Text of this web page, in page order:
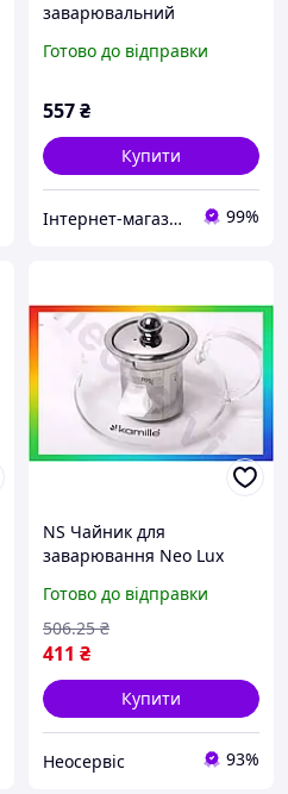
заварювальний
750мл зі знімним
PREZ2/G
Готово до відправки
557₴
Купити
Інтернет-магазин фурнітури для творчості і товарів для дітей "7Heaven" 99%
NS Чайник для
заварювання Neo Lux
ситечком для чаю та кави
термостійкий з боро
25Neo-ss
Готово до відправки
411 ₴
506.25 ₴
Купити
Неосервіс 93%